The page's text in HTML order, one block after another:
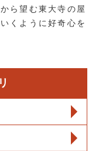
ら望む東大寺の屋
くように好奇心を